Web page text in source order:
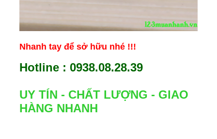
Nhanh tay để sở hữu nhé !!!
Hotline : 0938.08.28.39
UY TÍN - CHẤT LƯỢNG - GIAO
HÀNG NHANH